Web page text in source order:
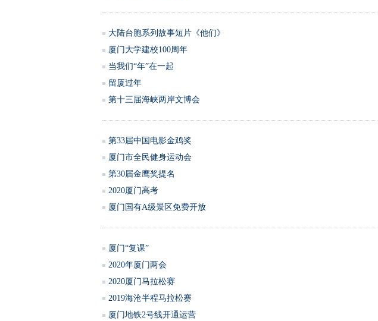
大陆台胞系列故事短片《他们》
厦门大学建校100周年
当我们“年”在一起
留厦过年
第十三届海峡两岸文博会
第33届中国电影金鸡奖
厦门市全民健身运动会
第30届金鹰奖提名
2020厦门高考
厦门国有A级景区免费开放
厦门“复课”
2020年厦门两会
2020厦门马拉松赛
2019海沧半程马拉松赛
厦门地铁2号线开通运营